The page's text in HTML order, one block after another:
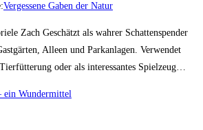
Vergessene Gaben der Natur
Zach Geschätzt als wahrer Schattenspender
Alleen und Parkanlagen. Verwendet
oder als interessantes Spielzeug…
ein Wundermittel